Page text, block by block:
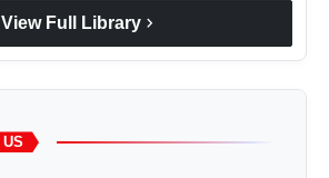
View Full Library chevron_right
US